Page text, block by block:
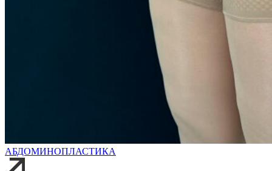
АБДОМИНОПЛАСТИКА